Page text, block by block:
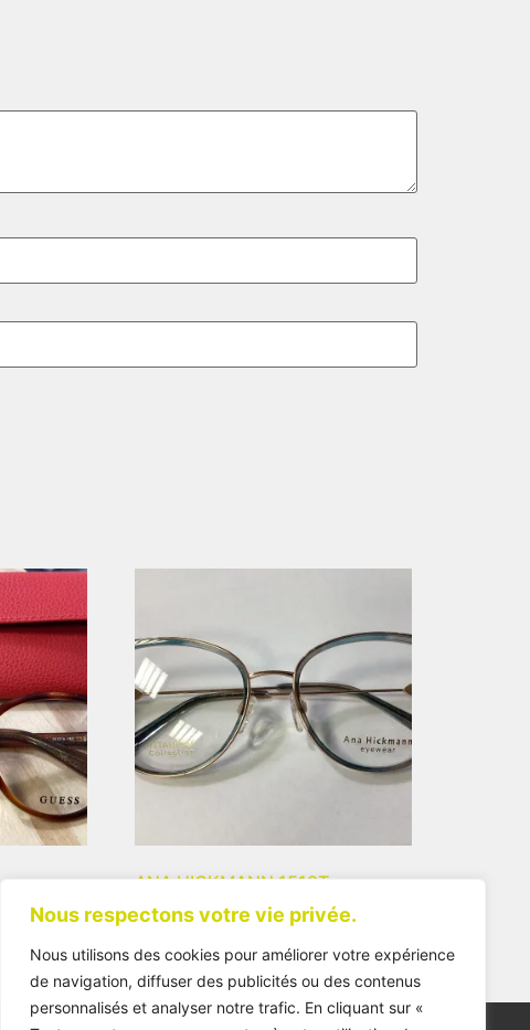
Nous respectons votre vie privée.
Nous utilisons des cookies pour améliorer votre expérience
de navigation, diffuser des publicités ou des contenus
personnalisés et analyser notre trafic. En cliquant sur «
ANA HICKMANN 1518T
175,00€